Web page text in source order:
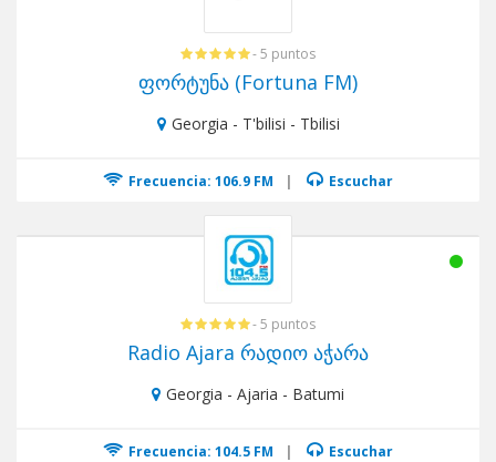
- 5 puntos
ფორტუნა (Fortuna FM)
Georgia - T'bilisi - Tbilisi
Frecuencia: 106.9 FM | Escuchar
- 5 puntos
Radio Ajara რადიო აჭარა
Georgia - Ajaria - Batumi
Frecuencia: 104.5 FM | Escuchar